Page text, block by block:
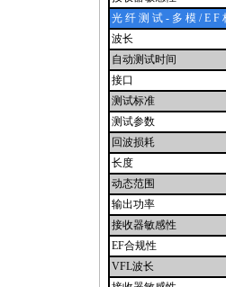
光 纤 测 试 - 多 模 / E F
波长
自动测试时间
接口
测试标准
测试参数
回波损耗
长度
动态范围
输出功率
接收器敏感性
EF合规性
VFL波长